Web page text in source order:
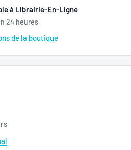
à Librairie-En-Ligne
24 heures
de la boutique